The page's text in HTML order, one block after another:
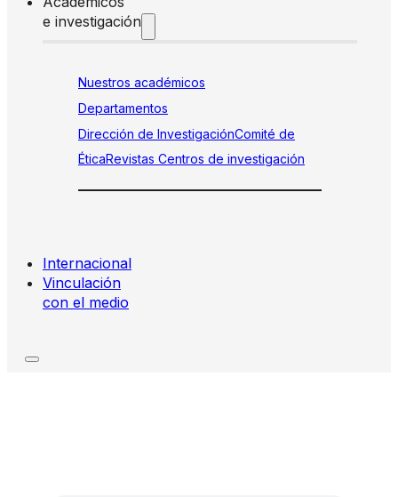
e investigación
Nuestros académicos
Departamentos
Dirección de InvestigaciónComité de
ÉticaRevistas Centros de investigación
Internacional
Vinculación
con el medio